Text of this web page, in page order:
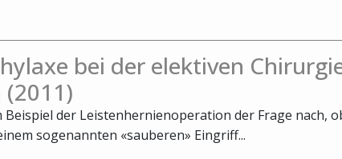
bei der elektiven
Beispiel der Leistenhernienoperation der Frage nach,
sogenannten «sauberen» Eingriff...